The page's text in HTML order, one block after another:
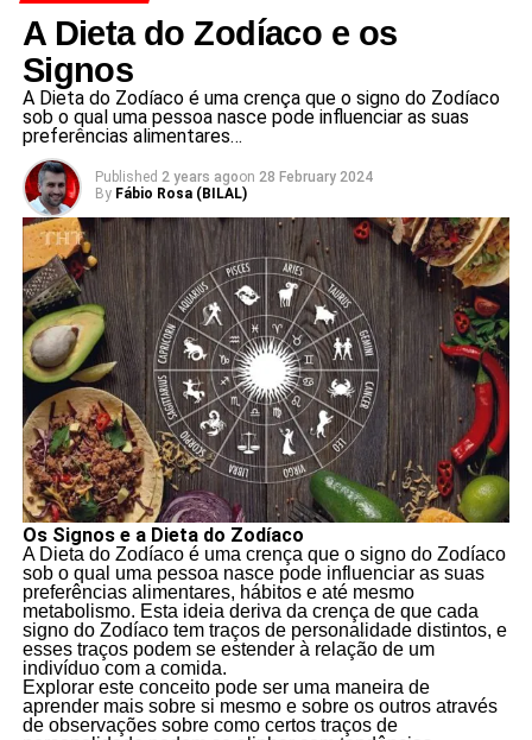
A Dieta do Zodíaco e os
Signos
A Dieta do Zodíaco é uma crença que o signo do Zodíaco
sob o qual uma pessoa nasce pode influenciar as suas
preferências alimentares…
Published 2 years agoon 28 February 2024
By Fábio Rosa (BILAL)
Os Signos e a Dieta do Zodíaco
A Dieta do Zodíaco é uma crença que o signo do Zodíaco
sob o qual uma pessoa nasce pode influenciar as suas
preferências alimentares, hábitos e até mesmo
metabolismo. Esta ideia deriva da crença de que cada
signo do Zodíaco tem traços de personalidade distintos, e
esses traços podem se estender à relação de um
indivíduo com a comida.
Explorar este conceito pode ser uma maneira de
aprender mais sobre si mesmo e sobre os outros através
de observações sobre como certos traços de